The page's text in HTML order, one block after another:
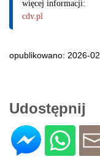
więcej informacji:
cdv.pl
opublikowano: 2026-
Udostępnij